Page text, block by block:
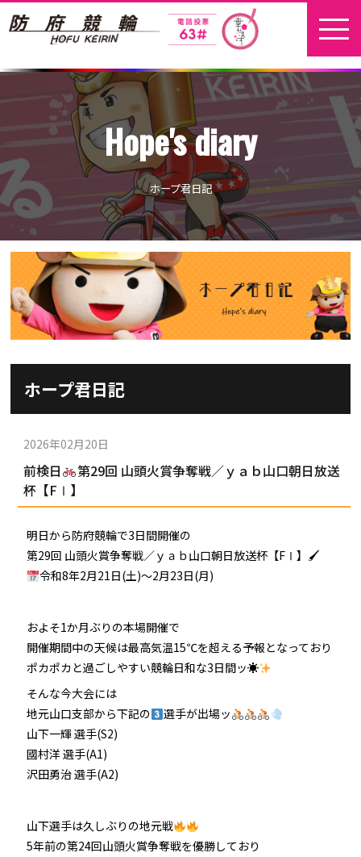
ホーム
新着情報
地元選手
お問い合わせ
開催日程
本場開催
パンフレット
出場予定選手
出走表
予想紙
イベント＆ファンサービス
Kの3本勝負（本命予想）
崖っぷちのK（穴予想）
Kの地元推し！（地元予想）
施設ガイド
施設紹介
有料席
KEIRINパーク
アクセス
車券の購入方法
DOKOTO
歴代優勝者を紹介
協賛レース募集
横断幕掲出について
その他
防府競輪研究所
ホープ君日記
Kからの挑戦状
防府競輪キャラクター
個人情報保護方針
防府競輪をお楽しみいただくために
来場者の肖像権について
Hope's diary
ホープ君日記
ホープ君日記
2026年02月20日
前検日
第29回 山頭火賞争奪戦／ｙａｂ山口朝日放送
杯【FⅠ】
明日から防府競輪で3日間開催の
第29回 山頭火賞争奪戦／ｙａｂ山口朝日放送杯【FⅠ】🖌
令和8年2月21日(土)〜2月23日(月)
およそ1か月ぶりの本場開催で
開催期間中の天候は最高気温15℃を超える予報となっており
ポカポカと過ごしやすい競輪日和な3日間ッ☀
そんな今大会には
地元山口支部から下記の
選手が出場ッ
山下一輝 選手(S2)
國村洋 選手(A1)
沢田勇治 選手(A2)
山下選手は久しぶりの地元戦
5年前の第24回山頭火賞争奪戦を優勝しており